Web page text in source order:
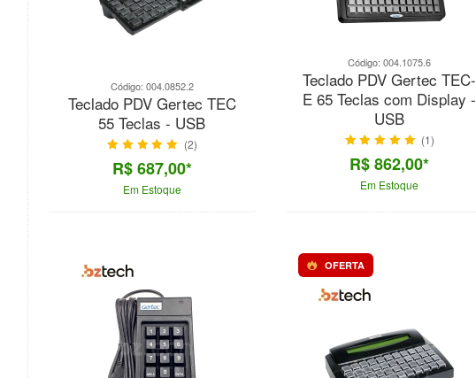
Código: 004.0852.2
Teclado PDV Gertec TEC
55 Teclas - USB
(2)
R$ 687,00*
Em Estoque
Código: 004.1075.6
Teclado PDV Gertec TEC-
E 65 Teclas com Display -
USB
(1)
R$ 862,00*
Em Estoque
OFERTA